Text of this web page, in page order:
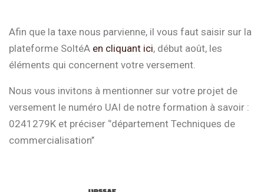
Afin que la taxe nous parvienne, il vous faut saisir sur la
plateforme SoltéA en cliquant ici, début août, les
éléments qui concernent votre versement.
Nous vous invitons à mentionner sur votre projet de
versement le numéro UAI de notre formation à savoir :
0241279K et préciser ‘’département Techniques de
commercialisation’’